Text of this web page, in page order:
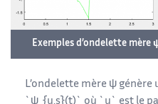
Exemples d’ondelette mère
L’ondelette mère ψ génère
`ψ_{u,s}(t)` où `u` est le